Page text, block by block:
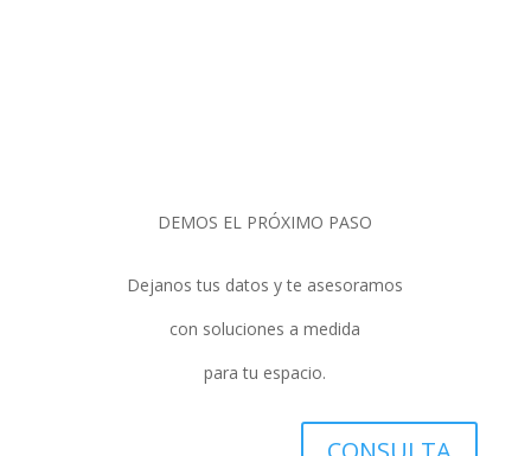
DEMOS EL PRÓXIMO PASO
Dejanos tus datos y te asesoramos
con soluciones a medida
para tu espacio.